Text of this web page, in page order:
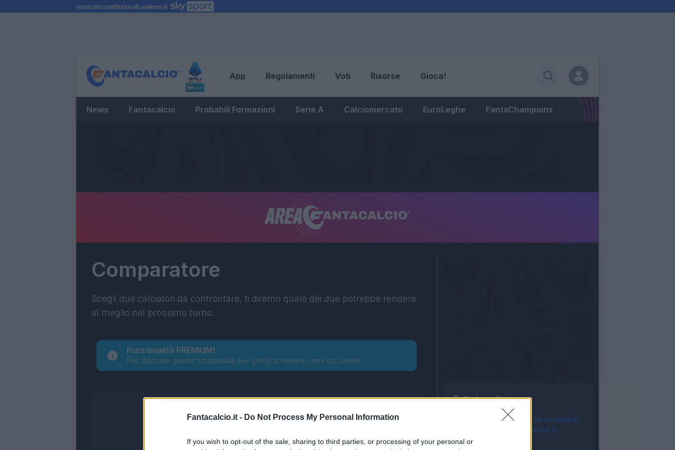
Fantacalcio.it - Do Not Process My Personal Information
If you wish to opt-out of the sale, sharing to third parties, or processing of your personal or
App Regolamenti Voti Risorse Gioca!
News Fantacalcio Probabili Formazioni Serie A Calciomercato EuroLeghe FantaChampions
Comparatore
Scegli due calciatori da confrontare, ti diremo quale dei due potrebbe rendere
al meglio nel prossimo turno.
Funzionalità PREMIUM!
Per utilizzare questa funzionalità devi prima accedere con il tuo utente!
Tutte le notizie
Asta Fantacalcio, le probabili
formazioni della Serie A
Enilive 2026/27